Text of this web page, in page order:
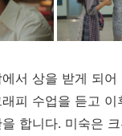
서 상을 받게 되어
피 수업을 듣고 이
합니다. 미숙은